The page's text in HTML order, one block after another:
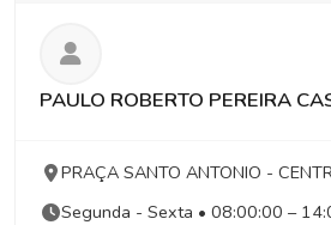
PAULO ROBERTO PEREIRA
PRAÇA SANTO ANTONIO -
Segunda - Sexta • 08:00:00 –